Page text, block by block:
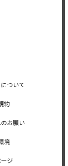
ついて
約
お願い
境
ジ